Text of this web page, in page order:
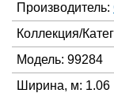
Производитель:
Коллекция/
Модель: 99284
Ширина, м: 1.06